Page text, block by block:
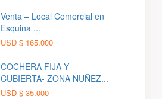
Venta – Local Comercial en
Esquina ...
USD $ 165.000
COCHERA FIJA Y
CUBIERTA- ZONA NUÑEZ...
USD $ 35.000